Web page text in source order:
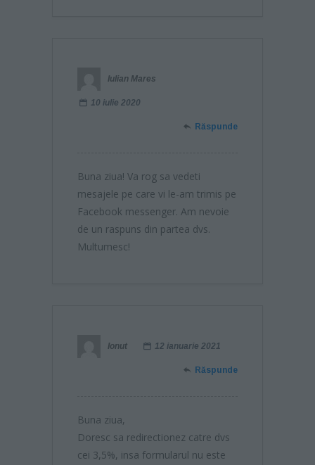
Iulian Mares
10 iulie 2020
Răspunde
Buna ziua! Va rog sa vedeti
mesajele pe care vi le-am trimis pe
Facebook messenger. Am nevoie
de un raspuns din partea dvs.
Multumesc!
Ionut 12 ianuarie 2021
Răspunde
Buna ziua,
Doresc sa redirectionez catre dvs
cei 3,5%, insa formularul nu este